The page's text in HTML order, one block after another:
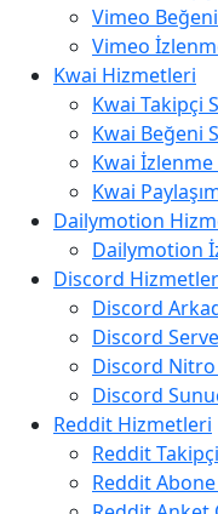
Vimeo Beğeni
Vimeo
Kwai Hizmetleri
Kwai Takipçi
Kwai Beğeni
Kwai İzlenme
Kwai
Dailymotion
Dailymotion
Discord
Discord
Discord
Discord Nitro
Discord
Reddit Hizmetleri
Reddit
Reddit Abone